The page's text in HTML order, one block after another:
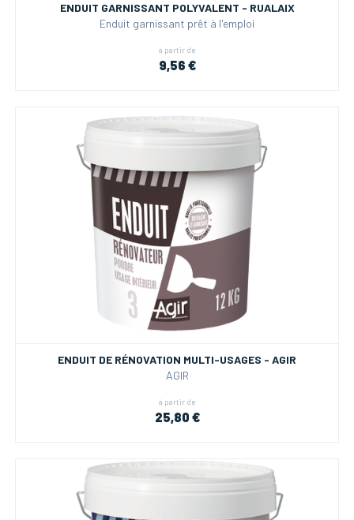
ENDUIT GARNISSANT POLYVALENT - RUALAIX
Enduit garnissant prêt à l'emploi
à partir de
9,56 €
ENDUIT DE RÉNOVATION MULTI-USAGES - AGIR
AGIR
à partir de
25,80 €